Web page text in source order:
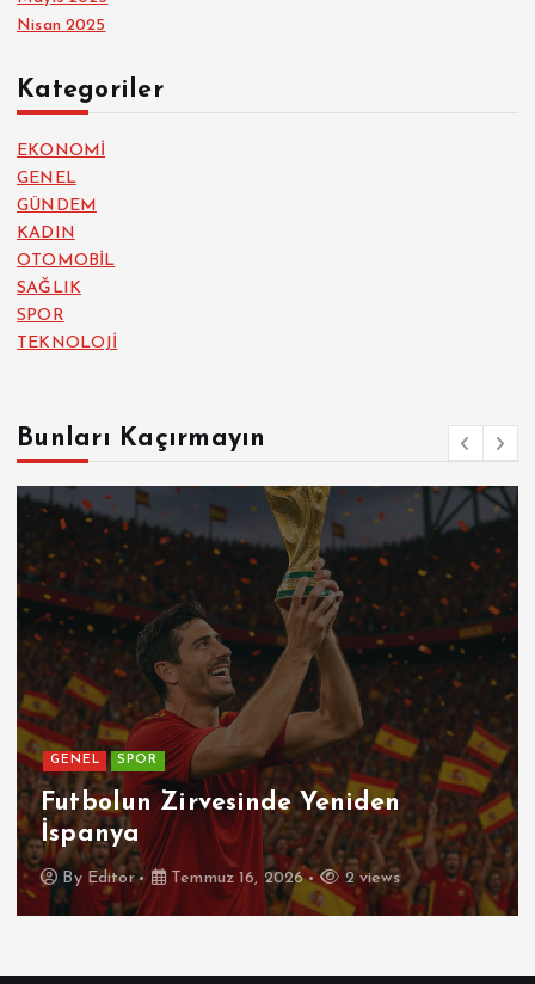
Nisan 2025
Kategoriler
EKONOMİ
GENEL
GÜNDEM
KADIN
OTOMOBİL
SAĞLIK
SPOR
TEKNOLOJİ
Bunları Kaçırmayın
GENEL SPOR
Futbolun Zirvesinde Yeniden
İspanya
By Editor Temmuz 16, 2026 2 views